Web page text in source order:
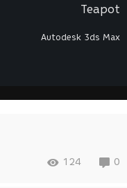
Teapot
Autodesk 3ds Max
124 0